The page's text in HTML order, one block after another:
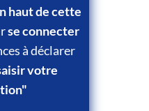
haut de cette
se connecter
à déclarer
votre